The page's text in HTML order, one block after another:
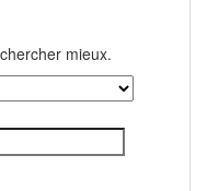
mieux.